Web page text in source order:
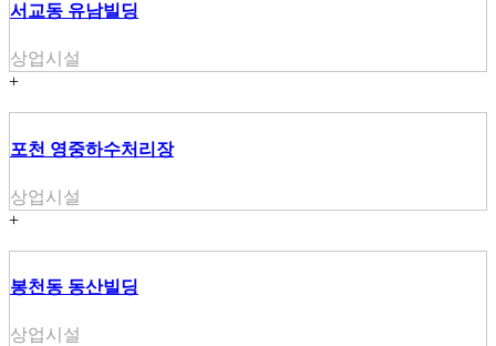
서교동 유남빌딩
상업시설
+
포천 영중하수처리장
상업시설
+
봉천동 동산빌딩
상업시설